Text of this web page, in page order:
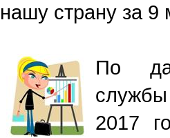
нашу страну за 9
По
2017